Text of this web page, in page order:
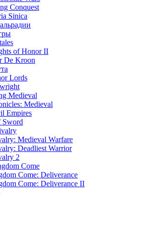
Conquest
Sinica
of Honor II
De Kroon
Lords
Medieval
Medieval
Empires
Sword
Medieval Warfare
Deadliest Warrior
2
Come
Come: Deliverance
Come: Deliverance II